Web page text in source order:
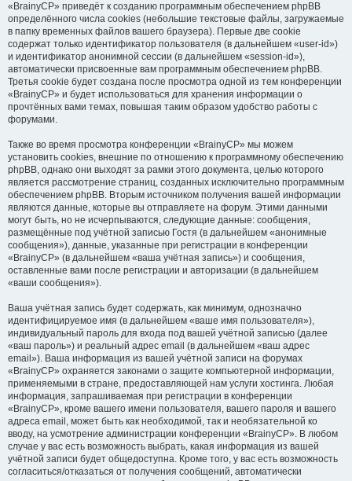
«BrainyCP» приведёт к созданию программным обеспечением phpBB
определённого числа cookies (небольшие текстовые файлы, загружаемые
в папку временных файлов вашего браузера). Первые две cookie
содержат только идентификатор пользователя (в дальнейшем «user-id»)
и идентификатор анонимной сессии (в дальнейшем «session-id»),
автоматически присвоенные вам программным обеспечением phpBB.
Третья cookie будет создана после просмотра одной из тем конференции
«BrainyCP» и будет использоваться для хранения информации о
прочтённых вами темах, повышая таким образом удобство работы с
форумами.
Также во время просмотра конференции «BrainyCP» мы можем
установить cookies, внешние по отношению к программному обеспечению
phpBB, однако они выходят за рамки этого документа, целью которого
является рассмотрение страниц, созданных исключительно программным
обеспечением phpBB. Вторым источником получения вашей информации
являются данные, которые вы отправляете на форум. Этими данными
могут быть, но не исчерпываются, следующие данные: сообщения,
размещённые под учётной записью Гостя (в дальнейшем «анонимные
сообщения»), данные, указанные при регистрации в конференции
«BrainyCP» (в дальнейшем «ваша учётная запись») и сообщения,
оставленные вами после регистрации и авторизации (в дальнейшем
«ваши сообщения»).
Ваша учётная запись будет содержать, как минимум, однозначно
идентифицируемое имя (в дальнейшем «ваше имя пользователя»),
индивидуальный пароль для входа под вашей учётной записью (далее
«ваш пароль») и реальный адрес email (в дальнейшем «ваш адрес
email»). Ваша информация из вашей учётной записи на форумах
«BrainyCP» охраняется законами о защите компьютерной информации,
применяемыми в стране, предоставляющей нам услуги хостинга. Любая
информация, запрашиваемая при регистрации в конференции
«BrainyCP», кроме вашего имени пользователя, вашего пароля и вашего
адреса email, может быть как необходимой, так и необязательной ко
вводу, на усмотрение администрации конференции «BrainyCP». В любом
случае у вас есть возможность выбрать, какая информация из вашей
учётной записи будет общедоступна. Кроме того, у вас есть возможность
согласиться/отказаться от получения сообщений, автоматически